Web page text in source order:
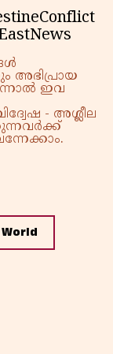
അഭിപ്രായ
ഇവ
- അശ്ലീല
World